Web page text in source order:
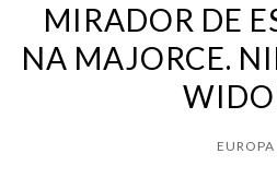
MIRADOR DE
NA MAJORCE.
EUROPA